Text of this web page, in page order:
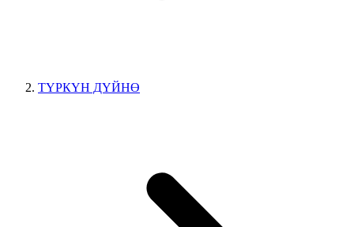
ТҮРКҮН ДҮЙНӨ